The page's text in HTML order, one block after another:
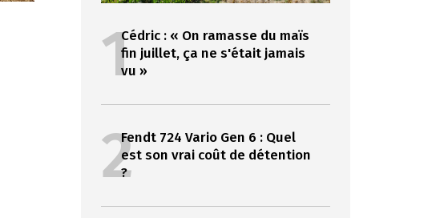
1Cédric : « On ramasse du maïs
fin juillet, ça ne s'était jamais
vu »
2Fendt 724 Vario Gen 6 : Quel
est son vrai coût de détention
?